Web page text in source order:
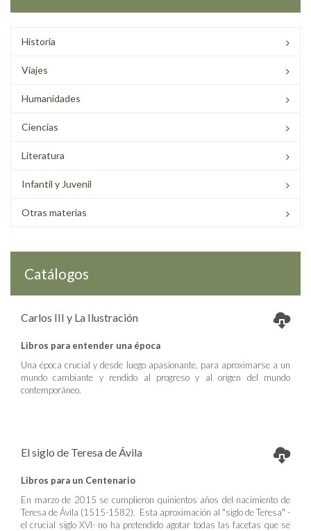
Historia
Viajes
Humanidades
Ciencias
Literatura
Infantil y Juvenil
Otras materias
Catálogos
Carlos III y La Ilustración
Libros para entender una época
Una época crucial y desde luego apasionante, para aproximarse a un
mundo cambiante y rendido al progreso y al origen del mundo
contemporáneo.
El siglo de Teresa de Ávila
Libros para un Centenario
En marzo de 2015 se cumplieron quinientos años del nacimiento de
Teresa de Ávila (1515-1582). Esta aproximación al "siglo de Teresa" -
el crucial siglo XVI- no ha pretendido agotar todas las facetas que se